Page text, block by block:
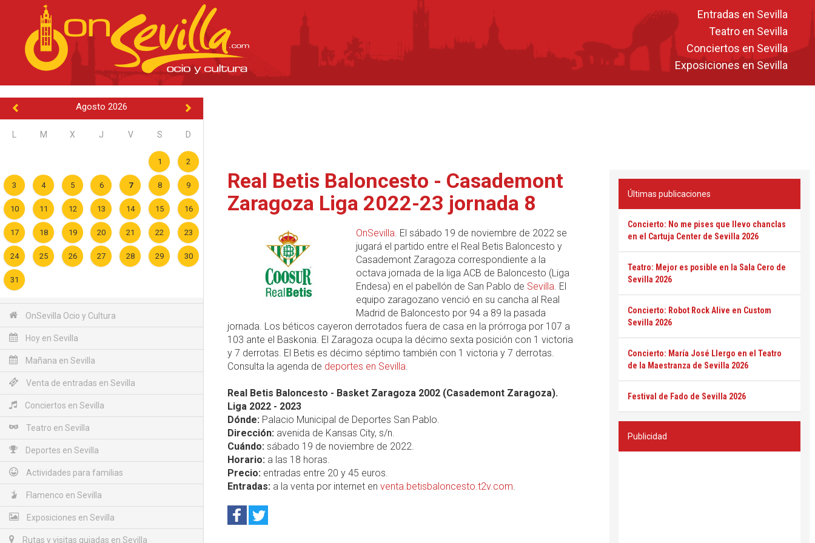
Entradas en Sevilla
Teatro en Sevilla
Conciertos en Sevilla
Exposiciones en Sevilla
Agosto 2026
M X J V S D
1 2
3 4 5 6 7 8 9
10 11 12 13 14 15 16
17 18 19 20 21 22 23
24 25 26 27 28 29 30
31
OnSevilla Ocio y Cultura
Hoy en Sevilla
Mañana en Sevilla
Venta de entradas en Sevilla
Conciertos en Sevilla
Teatro en Sevilla
Deportes en Sevilla
Actividades para familias
Flamenco en Sevilla
Exposiciones en Sevilla
Rutas y visitas guiadas en Sevilla
Real Betis Baloncesto - Casademont
Zaragoza Liga 2022-23 jornada 8
OnSevilla. El sábado 19 de noviembre de 2022 se
jugará el partido entre el Real Betis Baloncesto y
Casademont Zaragoza correspondiente a la
octava jornada de la liga ACB de Baloncesto (Liga
Endesa) en el pabellón de San Pablo de Sevilla. El
equipo zaragozano venció en su cancha al Real
Madrid de Baloncesto por 94 a 89 la pasada
jornada. Los béticos cayeron derrotados fuera de casa en la prórroga por 107 a
103 ante el Baskonia. El Zaragoza ocupa la décimo sexta posición con 1 victoria
y 7 derrotas. El Betis es décimo séptimo también con 1 victoria y 7 derrotas.
Consulta la agenda de deportes en Sevilla.
Real Betis Baloncesto - Basket Zaragoza 2002 (Casademont Zaragoza).
Liga 2022 - 2023
Dónde: Palacio Municipal de Deportes San Pablo.
Dirección: avenida de Kansas City, s/n.
Cuándo: sábado 19 de noviembre de 2022.
Horario: a las 18 horas.
Precio: entradas entre 20 y 45 euros.
Entradas: a la venta por internet en venta.betisbaloncesto.t2v.com.
Últimas publicaciones
Concierto: No me pises que llevo chanclas
en el Cartuja Center de Sevilla 2026
Teatro: Mejor es posible en la Sala Cero de
Sevilla 2026
Concierto: Robot Rock Alive en Custom
Sevilla 2026
Concierto: María José Llergo en el Teatro
de la Maestranza de Sevilla 2026
Festival de Fado de Sevilla 2026
Publicidad